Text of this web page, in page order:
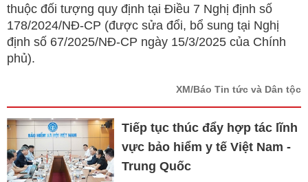
thuộc đối tượng quy định tại Điều 7 Nghị định số
178/2024/NĐ-CP (được sửa đổi, bổ sung tại Nghị
định số 67/2025/NĐ-CP ngày 15/3/2025 của Chính
phủ).
XM/Báo Tin tức và Dân tộc
Tiếp tục thúc đẩy hợp tác lĩnh
vực bảo hiểm y tế Việt Nam -
Trung Quốc